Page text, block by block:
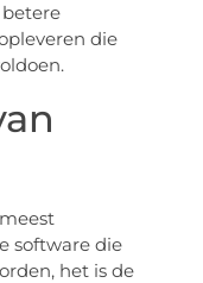
die
software die
het is de